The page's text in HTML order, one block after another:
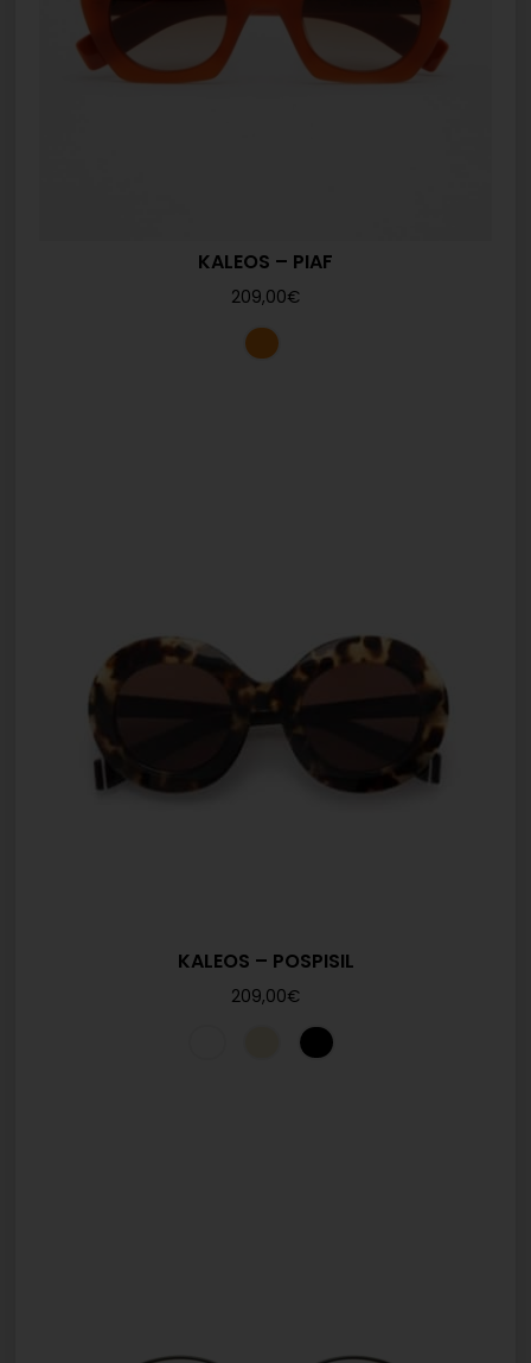
KALEOS – PIAF
209,00€
KALEOS – POSPISIL
209,00€